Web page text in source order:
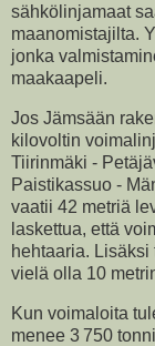
sähkölinjamaat
maanomistajilta.
jonka
maakaapeli.
Jos Jämsään
kilovoltin
Tiirinmäki -
Paistikassuo -
vaatii 42 metriä
laskettua, että
hehtaaria.
vielä olla 10
Kun voimaloita
menee 3 750